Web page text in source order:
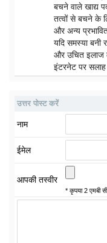
बचने वाले खाद्य
तत्वों से बचने के
और अन्य
यदि समस्या बनी
और उचित इलाज
इंटरनेट पर सलाह
उत्तर पोस्ट करें
नाम
ईमेल
आपकी तस्वीर
* कृपया 2 एमबी